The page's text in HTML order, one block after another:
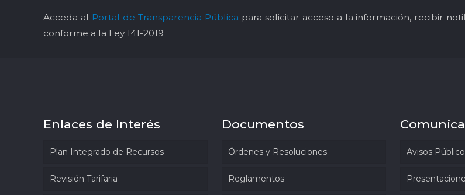
Acceda al Portal de Transparencia Pública para solicitar acceso a la información, recibir
conforme a la Ley 141-2019
Enlaces de Interés
Plan Integrado de Recursos
Revisión Tarifaria
Documentos
Órdenes y Resoluciones
Reglamentos
Avisos